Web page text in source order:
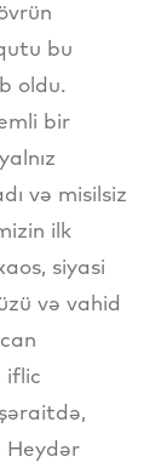
bu
oldu.
bir
və misilsiz
ilk
siyasi
və vahid
iflic
Heydər